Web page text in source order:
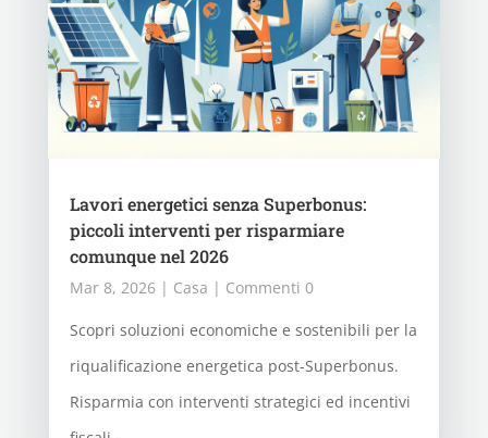
Lavori energetici senza Superbonus:
piccoli interventi per risparmiare
comunque nel 2026
Mar 8, 2026| Casa | Commenti 0
Scopri soluzioni economiche e sostenibili per la
riqualificazione energetica post-Superbonus.
Risparmia con interventi strategici ed incentivi